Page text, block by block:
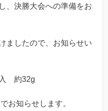
、決勝大会への準備をお
ましたので、お知らせい
入 約32g
お知らせします。